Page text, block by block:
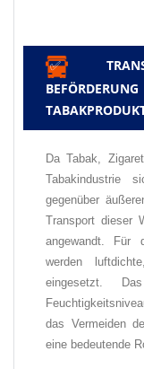
✅
Da Tabak,
Tabakindustrie
gegenüber
Transport dieser
angewandt. Für
werden
eingesetzt.
das Vermeiden
eine bedeutende